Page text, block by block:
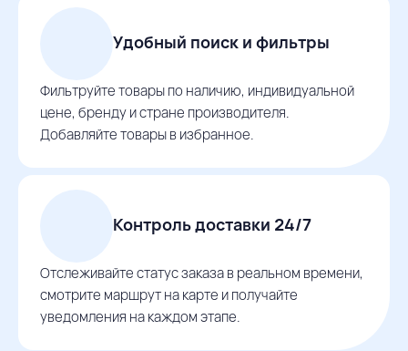
Удобный поиск и фильтры
Фильтруйте товары по наличию, индивидуальной
цене, бренду и стране производителя.
Добавляйте товары в избранное.
Контроль доставки 24/7
Отслеживайте статус заказа в реальном времени,
смотрите маршрут на карте и получайте
уведомления на каждом этапе.